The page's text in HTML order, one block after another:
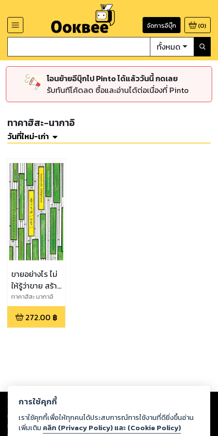
จัดการอีบุ๊ก (0)
ทั้งหมด
โอนย้ายอีบุ๊กไป Pinto ได้แล้ววันนี้ กดเลย
รับทันทีโค้ดลด ซื้อและอ่านได้ต่อเนื่องที่ Pinto
ทาคาฮิสะ-นากาอิ
วันที่ใหม่-เก่า
ขายอย่างไร ไม่
ให้รู้ว่าขาย สร้าง
กลยุทธ์การทำ
เงินโดย ‘ไม่
ขาย’ ให้เกิดขึ้น
ทาคาฮิสะ นากาอิ
272.00 ฿
Copyright © 2026
ต่อผลงานหรือเนื้อหาใดที่อัปโหลดผ่านเว็บไซต์และปรากฏว่าละเมิดสิทธิใน
ทรัพย์สินทางปัญญาของบุคคลอื่นหรือขัดต่อกฎหมายและศีลธรรม ดังนั้น ผู้อ่าน
ทุกท่านโปรดใช้วิจารณญาณในการกลั่นกรองด้วยตนเอง และหากท่านพบว่าส่วน
การใช้คุกกี้
เราใช้คุกกี้เพื่อให้ทุกคนได้ประสบการณ์การใช้งานที่ดียิ่งขึ้นอ่าน
เพิ่มเติม คลิก (Privacy Policy) และ (Cookie Policy)